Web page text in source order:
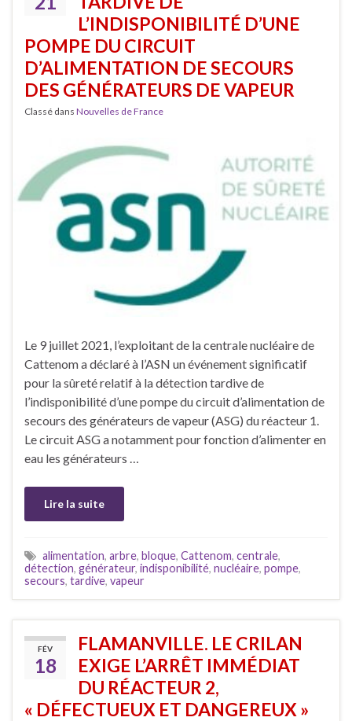
L’INDISPONIBILITÉ D’UNE
POMPE DU CIRCUIT
D’ALIMENTATION DE SECOURS
DES GÉNÉRATEURS DE VAPEUR
Classé dans Nouvelles de France
Le 9 juillet 2021, l’exploitant de la centrale nucléaire de
Cattenom a déclaré à l’ASN un événement significatif
pour la sûreté relatif à la détection tardive de
l’indisponibilité d’une pompe du circuit d’alimentation de
secours des générateurs de vapeur (ASG) du réacteur 1.
Le circuit ASG a notamment pour fonction d’alimenter en
eau les générateurs …
Lire la suite
alimentation, arbre, bloque, Cattenom, centrale,
détection, générateur, indisponibilité, nucléaire, pompe,
secours, tardive, vapeur
FÉV
18
FLAMANVILLE. LE CRILAN
EXIGE L’ARRÊT IMMÉDIAT
DU RÉACTEUR 2,
« DÉFECTUEUX ET DANGEREUX »